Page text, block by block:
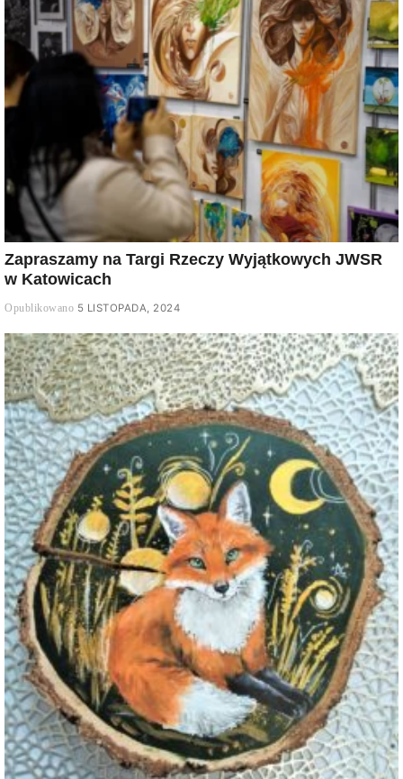
Zapraszamy na Targi Rzeczy Wyjątkowych JWSR
w Katowicach
5 LISTOPADA, 2024